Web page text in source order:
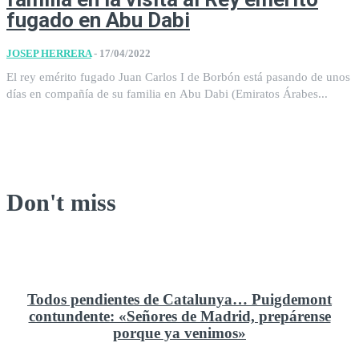
fugado en Abu Dabi
JOSEP HERRERA - 17/04/2022
El rey emérito fugado Juan Carlos I de Borbón está pasando de unos
días en compañía de su familia en Abu Dabi (Emiratos Árabes...
Don't miss
Todos pendientes de Catalunya… Puigdemont
contundente: «Señores de Madrid, prepárense
porque ya venimos»